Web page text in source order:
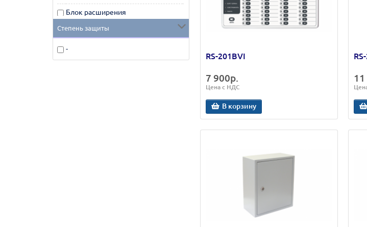
Блок расширения
Комплект охранной сигнализации
радиоканальный
Степень защиты
-
RS-201BVI
7 900р.
Цена с НДС
В корзину